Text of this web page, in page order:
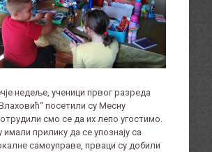
недеље, ученици првог разреда
посетили су Месну
смо се да их лепо угостимо.
прилику да се упознају са
самоуправе, прваци су добили